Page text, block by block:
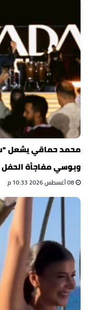
محمد حماقي يشعل
وبوسي مفاجأة الحفل